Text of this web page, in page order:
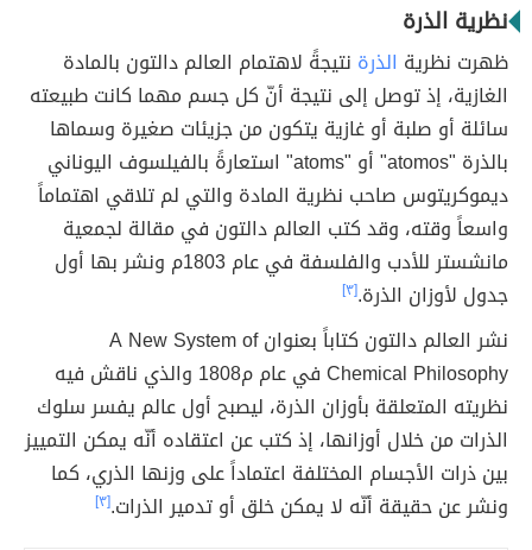
نظرية الذرة
ظهرت نظرية الذرة نتيجةً لاهتمام العالم دالتون بالمادة
الغازية، إذ توصل إلى نتيجة أنّ كل جسم مهما كانت طبيعته
سائلة أو صلبة أو غازية يتكون من جزيئات صغيرة وسماها
بالذرة "atomos" أو "atoms" استعارةً بالفيلسوف اليوناني
ديموكريتوس صاحب نظرية المادة والتي لم تلاقي اهتماماً
واسعاً وقته، وقد كتب العالم دالتون في مقالة لجمعية
مانشستر للأدب والفلسفة في عام 1803م ونشر بها أول
جدول لأوزان الذرة.[٣]
نشر العالم دالتون كتاباً بعنوان A New System of
Chemical Philosophy في عام م1808 والذي ناقش فيه
نظريته المتعلقة بأوزان الذرة، ليصبح أول عالم يفسر سلوك
الذرات من خلال أوزانها، إذ كتب عن اعتقاده أنّه يمكن التمييز
بين ذرات الأجسام المختلفة اعتماداً على وزنها الذري، كما
ونشر عن حقيقة أنّه لا يمكن خلق أو تدمير الذرات.[٣]